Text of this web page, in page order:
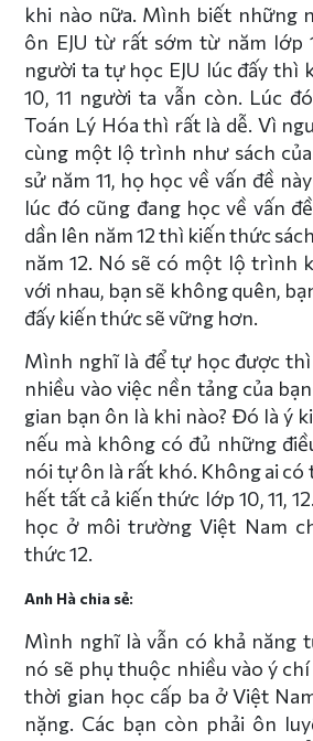
khi nào nữa. Mình biết những
ôn EJU từ rất sớm từ năm lớp
người ta tự học EJU lúc đấy thì
10, 11 người ta vẫn còn. Lúc
Toán Lý Hóa thì rất là dễ. Vì
cùng một lộ trình như sách
sử năm 11, họ học về vấn đề
lúc đó cũng đang học về vấn
dần lên năm 12 thì kiến thức
năm 12. Nó sẽ có một lộ trình
với nhau, bạn sẽ không quên,
đấy kiến thức sẽ vững hơn.
Mình nghĩ là để tự học được
nhiều vào việc nền tảng của
gian bạn ôn là khi nào? Đó là ý
nếu mà không có đủ những
nói tự ôn là rất khó. Không ai có
hết tất cả kiến thức lớp 10, 11,
học ở môi trường Việt Nam
thức 12.
Anh Hà chia sẻ:
Mình nghĩ là vẫn có khả năng
nó sẽ phụ thuộc nhiều vào ý
thời gian học cấp ba ở Việt
nặng. Các bạn còn phải ôn